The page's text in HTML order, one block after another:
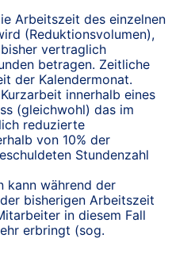
Arbeitszeit des einzelnen
(Reduktionsvolumen),
vertraglich
betragen. Zeitliche
der Kalendermonat.
innerhalb eines
(gleichwohl) das im
reduzierte
von 10% der
Stundenzahl
kann während der
bisherigen Arbeitszeit
in diesem Fall
erbringt (sog.